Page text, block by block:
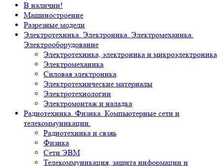
В наличии!
Машиностроение
Разрезные модели
Электротехника. Электроника. Электромеханика.
Электрооборудование
Электротехника, электроника и микроэлектроника
Электромеханика
Силовая электроника
Электротехнические материалы
Электротехнологии
Электромонтаж и наладка
Радиотехника. Физика. Компьютерные сети и
телекоммуникации.
Радиотехника и свзяь
Физика
Сети ЭВМ
Телекоммуникация, защита информации и